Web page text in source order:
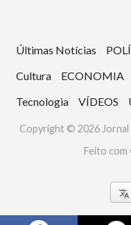
Últimas Notícias
Cultura
ECONOMIA
Tecnologia
VÍDEOS
Copyright © 2026
Feito
